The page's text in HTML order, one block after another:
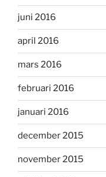
juni 2016
april 2016
mars 2016
februari 2016
januari 2016
december 2015
november 2015